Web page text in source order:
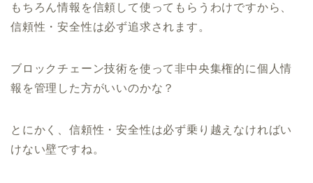
もちろん情報を信頼して使ってもらうわけですから、
信頼性・安全性は必ず追求されます。
ブロックチェーン技術を使って非中央集権的に個人情
報を管理した方がいいのかな？
とにかく、信頼性・安全性は必ず乗り越えなければい
けない壁ですね。